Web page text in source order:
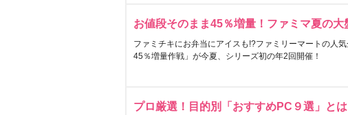
お値段そのまま45％増量！ファミマ夏の大
ファミチキにお弁当にアイスも!?ファミリーマートの人
45％増量作戦」が今夏、シリーズ初の年2回開催！
プロ厳選！目的別「おすすめPC９選」とは